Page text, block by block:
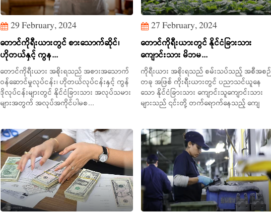
29 February, 2024
တောင်ကိုရီးယားတွင် စားသောက်ဆိုင်၊
ဟိုတယ်နှင့် ကွန...
တောင်ကိုရီးယား အစိုးရသည် အစားအသောက်
ဝန်ဆောင်မှုလုပ်ငန်း၊ ဟိုတယ်လုပ်ငန်းနှင့် ကွန်
ဒိုလုပ်ငန်းများတွင် နိုင်ငံခြားသား အလုပ်သမား
များအတွက် အလုပ်အကိုင်ပါမစ...
27 February, 2024
တောင်ကိုရီးယားတွင် နိုင်ငံခြားသား
ကျောင်းသား မိဘမ...
ကိုရီးယား အစိုးရသည် စမ်းသပ်သည့် အစီအစဉ်
တခု အဖြစ် ကိုးရီးယားတွင် ပညာသင်ယူနေ
သော နိုင်ငံခြားသား ကျောင်းသူကျောင်းသား
များသည် ၎င်းတို့ တက်ရောက်နေသည့် ကျေ